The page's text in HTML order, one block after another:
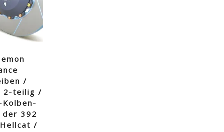
/
2-teilig /
Kolben-
der 392
/